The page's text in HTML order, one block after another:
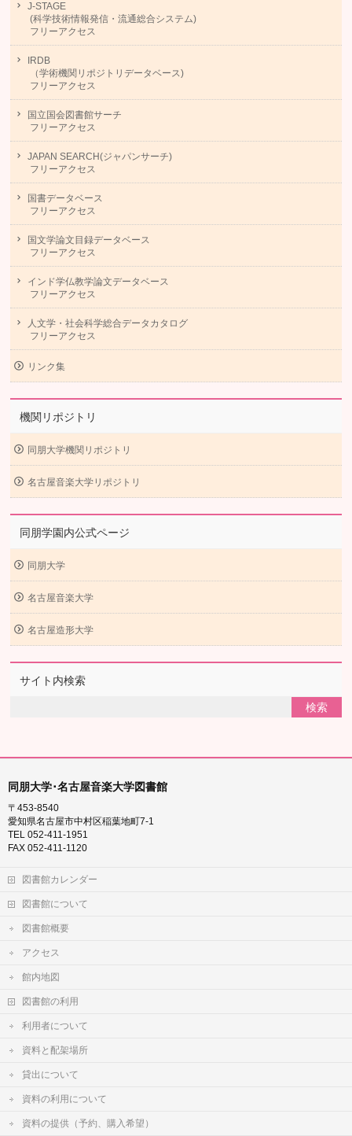
J-STAGE
(科学技術情報発信・流通総合システム)
フリーアクセス
IRDB
（学術機関リポジトリデータベース)
フリーアクセス
国立国会図書館サーチ
フリーアクセス
JAPAN SEARCH(ジャパンサーチ)
フリーアクセス
国書データベース
フリーアクセス
国文学論文目録データベース
フリーアクセス
インド学仏教学論文データベース
フリーアクセス
人文学・社会科学総合データカタログ
フリーアクセス
リンク集
機関リポジトリ
同朋大学機関リポジトリ
名古屋音楽大学リポジトリ
同朋学園内公式ページ
同朋大学
名古屋音楽大学
名古屋造形大学
サイト内検索
同朋大学･名古屋音楽大学図書館
〒453-8540
愛知県名古屋市中村区稲葉地町7-1
TEL 052-411-1951
FAX 052-411-1120
図書館カレンダー
図書館について
図書館概要
アクセス
館内地図
図書館の利用
利用者について
資料と配架場所
貸出について
資料の利用について
資料の提供（予約、購入希望）